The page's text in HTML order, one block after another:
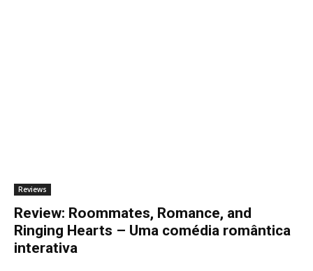
Reviews
Review: Roommates, Romance, and
Ringing Hearts – Uma comédia romântica
interativa